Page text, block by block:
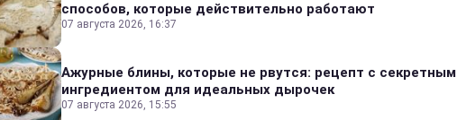
способов, которые действительно работают
07 августа 2026, 16:37
Ажурные блины, которые не рвутся: рецепт с секретным
ингредиентом для идеальных дырочек
07 августа 2026, 15:55